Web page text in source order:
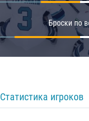
Броски по
Статистика игроков